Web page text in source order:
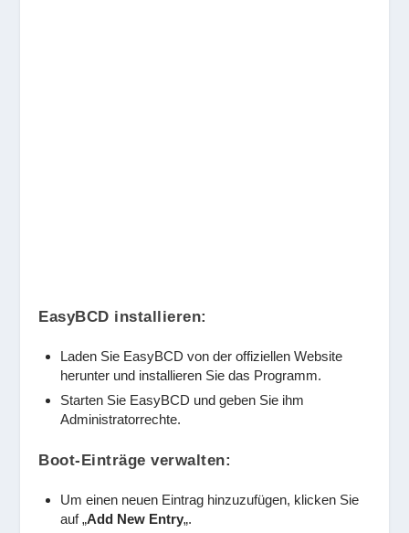
EasyBCD installieren:
Laden Sie EasyBCD von der offiziellen Website
herunter und installieren Sie das Programm.
Starten Sie EasyBCD und geben Sie ihm
Administratorrechte.
Boot-Einträge verwalten:
Um einen neuen Eintrag hinzuzufügen, klicken Sie
auf „Add New Entry„.